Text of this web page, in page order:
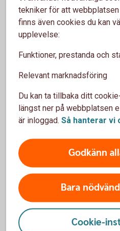
Vill du börja
Om du vill använda ditt
innan du fått det
digital plånbok (Wallet), till
Samsung Pay och
ansluta ditt kort till en
tekniker för att
finns även cookies du kan
upplevelse:
Funktioner, prestanda och
Relevant marknadsföring
Du kan ta tillbaka ditt
längst ner på webbplatsen
är inloggad. Så hanterar vi
Godkänn
Bara
Cookie-